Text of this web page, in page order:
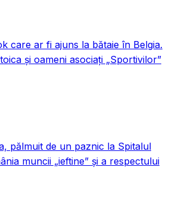
care ar fi ajuns la bătaie în Belgia.
și oameni asociați „Sportivilor”
pălmuit de un paznic la Spitalul
muncii „ieftine” și a respectului